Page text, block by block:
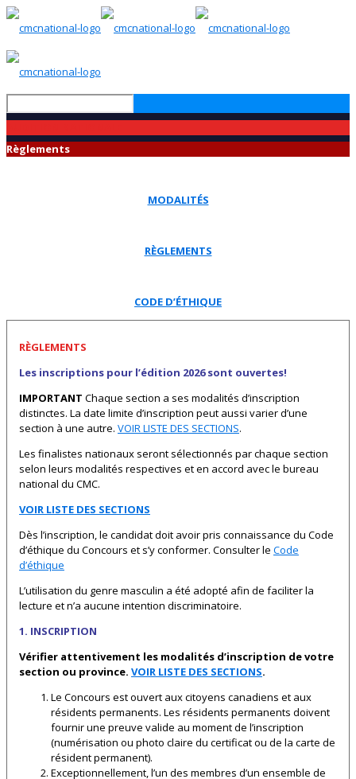
Règlements
MODALITÉS
RÈGLEMENTS
CODE D’ÉTHIQUE
RÈGLEMENTS
Les inscriptions pour l’édition 2026 sont ouvertes!
IMPORTANT Chaque section a ses modalités d’inscription
distinctes. La date limite d’inscription peut aussi varier d’une
section à une autre. VOIR LISTE DES SECTIONS.
Les finalistes nationaux seront sélectionnés par chaque section
selon leurs modalités respectives et en accord avec le bureau
national du CMC.
VOIR LISTE DES SECTIONS
Dès l’inscription, le candidat doit avoir pris connaissance du Code
d’éthique du Concours et s’y conformer. Consulter le Code
d’éthique
L’utilisation du genre masculin a été adopté afin de faciliter la
lecture et n’a aucune intention discriminatoire.
1. INSCRIPTION
Vérifier attentivement les modalités d’inscription de votre
section ou province. VOIR LISTE DES SECTIONS.
Le Concours est ouvert aux citoyens canadiens et aux
résidents permanents. Les résidents permanents doivent
fournir une preuve valide au moment de l’inscription
(numérisation ou photo claire du certificat ou de la carte de
résident permanent).
Exceptionnellement, l’un des membres d’un ensemble de